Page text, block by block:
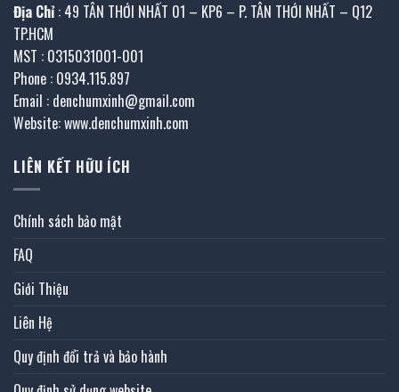
Địa Chỉ : 49 TÂN THỚI NHẤT 01 – KP6 – P. TÂN THỚI NHẤT – Q12
TP.HCM
MST : 0315031001-001
Phone : 0934.115.897
Email : denchumxinh@gmail.com
Website: www.denchumxinh.com
LIÊN KẾT HỮU ÍCH
Chính sách bảo mật
FAQ
Giới Thiệu
Liên Hệ
Quy định đổi trả và bảo hành